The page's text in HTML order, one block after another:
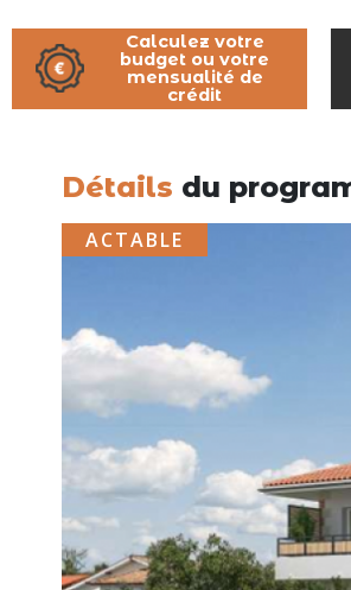
Calculez votre
budget ou votre
mensualité de
crédit
Détails du
ACTABLE